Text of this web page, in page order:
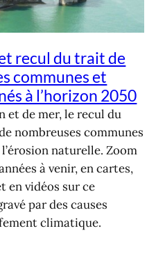
recul du trait de
communes et
à l’horizon 2050
et de mer, le recul du
nombreuses communes
naturelle. Zoom
à venir, en cartes,
en vidéos sur ce
par des causes
climatique.